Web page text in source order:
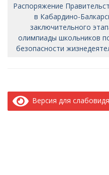
Распоряжение
в Кабардино-
заключительного
олимпиады школьников
безопасности
Версия для